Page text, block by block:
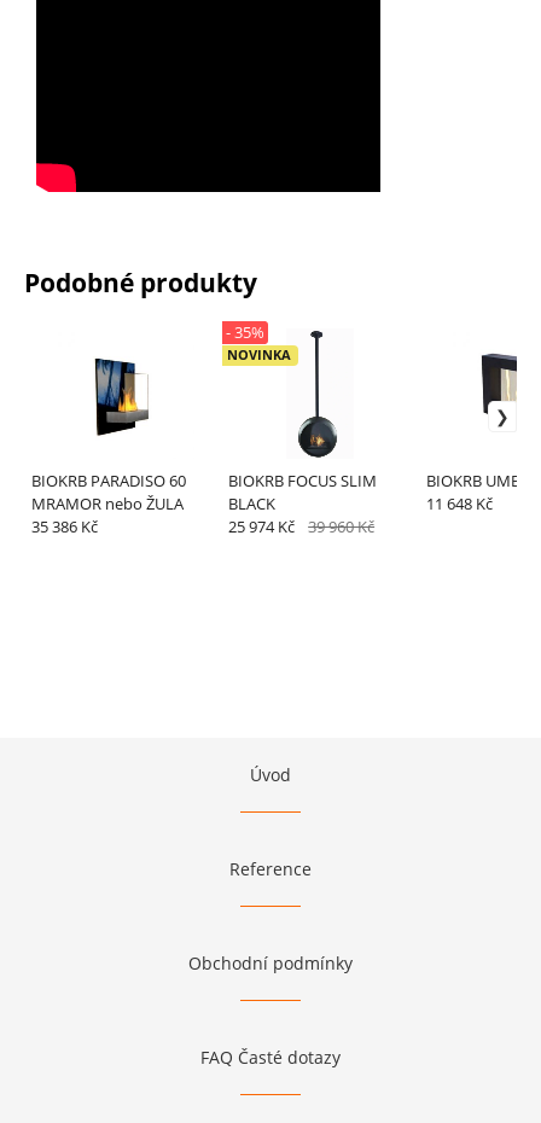
Podobné produkty
BIOKRB PARADISO 60
MRAMOR nebo ŽULA
35 386 Kč
BIOKRB FOCUS SLIM
BLACK
NOVINKA
- 35%
25 974 Kč 39 960 Kč
BIOKRB
11 648 Kč
Úvod
Reference
Obchodní podmínky
FAQ Časté dotazy